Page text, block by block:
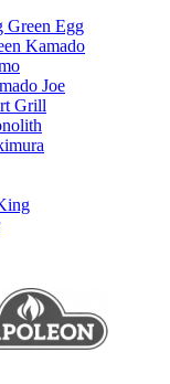
Green Egg
Kamado
Joe
Grill